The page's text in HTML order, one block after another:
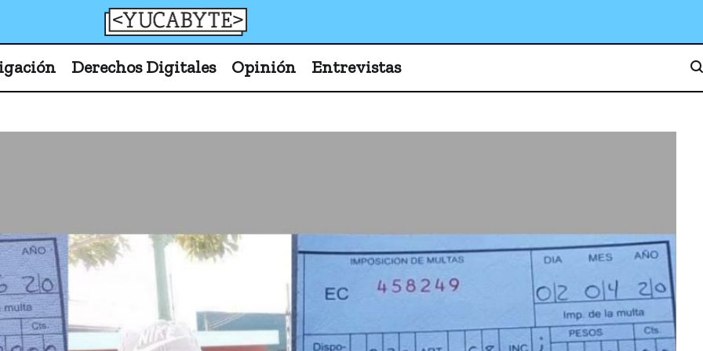
YucaByte
Derechos Digitales Opinión Entrevistas